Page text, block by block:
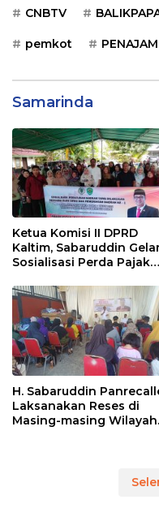
CNBTV
pemkot PENAJAM
Samarinda
Ketua Komisi II DPRD
Kaltim, Sabaruddin
Sosialisasi Perda Pajak
Sepinggan Raya
Balikpapan
H. Sabaruddin
Laksanakan Reses di
Masing-masing Wilayah